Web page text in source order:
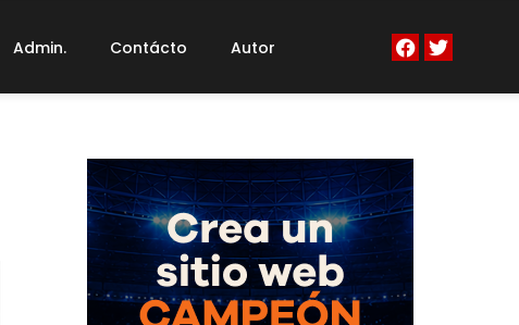
Admin. Contácto Autor